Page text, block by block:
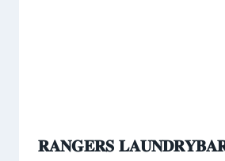
𝐑𝐀𝐍𝐆𝐄𝐑𝐒